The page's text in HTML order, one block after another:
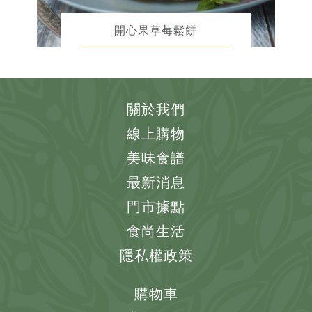
開心果草莓鬆餅
關於我們
線上購物
美味食譜
最新消息
門市據點
食尚生活
隱私權政策
購物車